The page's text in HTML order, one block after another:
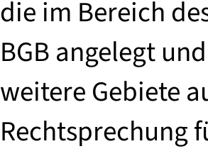
die im Bereich
BGB angelegt
weitere Gebiete
Rechtsprechung